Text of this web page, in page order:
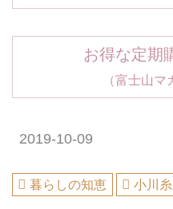
お得な定期
（富士山マ
2019-10-09
暮らしの知恵 小川糸